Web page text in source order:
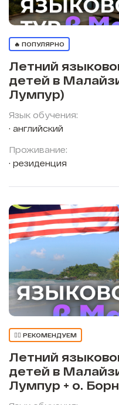
🔥 ПОПУЛЯРНО
Летний
детей в
Лумпур)
Язык обучения:
английский
Проживание:
резиденция
👍🏼 РЕКОМЕНДУЕМ
Летний
детей в
Лумпур + о.